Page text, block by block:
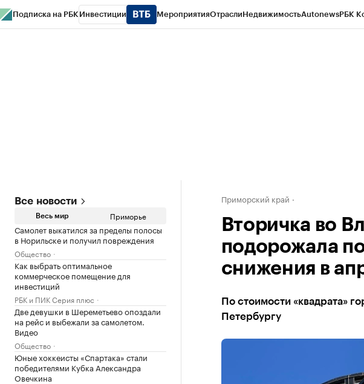
Подписка на РБК Инвестиции МероприятияОтраслиНедвижимостьAutonewsРБК
Все новости
Весь мир Приморье
Самолет выкатился за пределы полосы
в Норильске и получил повреждения
Общество
Как выбрать оптимальное
коммерческое помещение для
инвестиций
РБК и ПИК Серия плюс
Две девушки в Шереметьево опоздали
на рейс и выбежали за самолетом.
Видео
Общество
Юные хоккеисты «Спартака» стали
победителями Кубка Александра
Овечкина
Приморский край
Вторичка во
подорожала
снижения в
По стоимости «квадрата»
Петербургу